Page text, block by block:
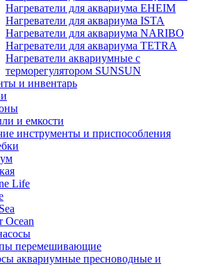
Нагреватели для аквариума EHEIM
Нагреватели для аквариума ISTA
Нагреватели для аквариума NARIBO
Нагреватели для аквариума TETRA
Нагреватели аквариумные с
терморегулятором SUNSUN
и инвентарь
и емкости
инструменты и приспособления
Life
Ocean
перемешивающие
аквариумные пресноводные и